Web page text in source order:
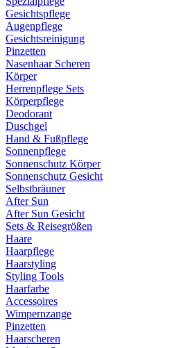
Gesichtspflege
Augenpflege
Gesichtsreinigung
Pinzetten
Nasenhaar Scheren
Körper
Herrenpflege Sets
Körperpflege
Deodorant
Duschgel
Hand & Fußpflege
Sonnenpflege
Sonnenschutz Körper
Sonnenschutz Gesicht
Selbstbräuner
After Sun
After Sun Gesicht
Sets & Reisegrößen
Haare
Haarpflege
Haarstyling
Styling Tools
Haarfarbe
Accessoires
Wimpernzange
Pinzetten
Haarscheren